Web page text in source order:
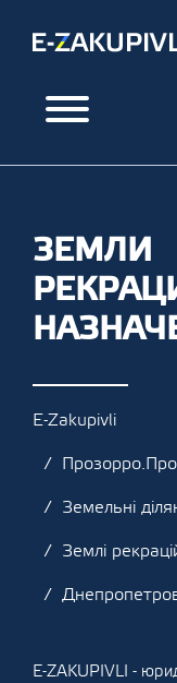
ЗЕМЛИ
E-Zakupivli
Земельні
Землі
E-ZAKUPIVLI -